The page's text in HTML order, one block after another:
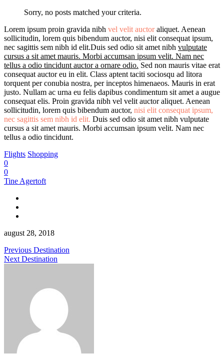
Sorry, no posts matched your criteria.
Lorem ipsum proin gravida nibh vel velit auctoraliquet. Aenean
sollicitudin, lorem quis bibendum auctor, nisi elit consequat ipsum,
nec sagittis sem nibh id elit.Duis sed odio sit amet nibh vulputate
cursus a sit amet mauris. Morbi accumsan ipsum velit. Nam nec
tellus a odio tincidunt auctor a ornare odio. Sed non mauris vitae erat
consequat auctor eu in elit. Class aptent taciti sociosqu ad litora
torquent per conubia nostra, per inceptos himenaeos. Mauris in erat
justo. Nullam ac urna eu felis dapibus condimentum sit amet a augue
consequat elis. Proin gravida nibh vel velit auctor aliquet. Aenean
sollicitudin, lorem quis bibendum auctor, nisi elit consequat ipsum,
nec sagittis sem nibh id elit. Duis sed odio sit amet nibh vulputate
cursus a sit amet mauris. Morbi accumsan ipsum velit. Nam nec
tellus a odio tincidunt.
Flights Shopping
0
0
Tine Agertoft
august 28, 2018
Previous Destination
Next Destination